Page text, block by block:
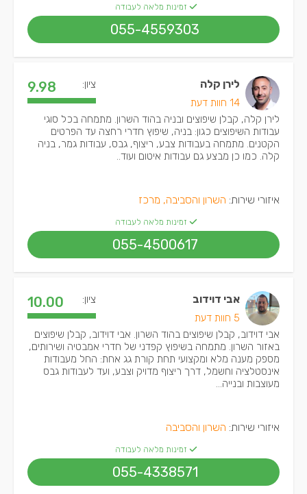
זמינות מלאה לעבודה
055-4559303
לירן קלה
14 חוות דעת
ציון: 9.98
לירן קלה, קבלן שיפוצים ובניה בהוד השרון. מתמחה בכל סוגי
עבודות השיפוצים כגון: בניה, שיפוץ חדרי רחצה עד הפרטים
הקטנים. מתמחה בעבודות צבע, ריצוף, גבס, עבודות גמר, בניה
קלה. כמו כן מבצע גם עבודות איטום ועוד..
איזורי שירות: השרון והסביבה, מרכז
זמינות מלאה לעבודה
055-4500617
אבי דוידוב
5 חוות דעת
ציון: 10.00
אבי דוידוב, קבלן שיפוצים בהוד השרון. אבי דוידוב, קבלן שיפוצים
באזור השרון. מתמחה בשיפוץ קפדני של חדרי אמבטיה ושירותים,
מספק מענה מלא ומקצועי תחת קורת גג אחת: החל מעבודות
אינסטלציה וחשמל, דרך ריצוף מדויק וצבע, ועד לעבודות גבס
מעוצבות ובנייה...
איזורי שירות: השרון והסביבה
זמינות מלאה לעבודה
055-4338571